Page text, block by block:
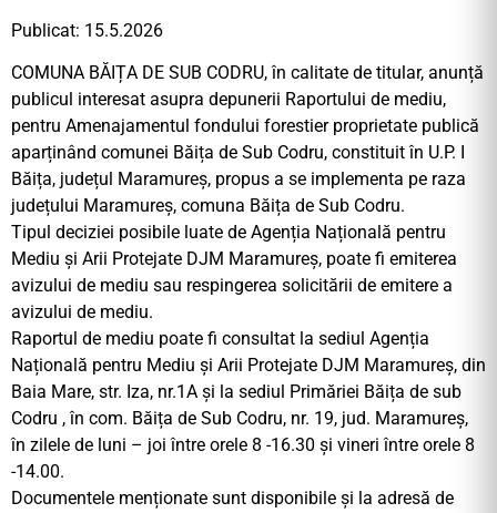
Publicat: 15.5.2026
COMUNA BĂIȚA DE SUB CODRU, în calitate de titular, anunță
publicul interesat asupra depunerii Raportului de mediu,
pentru Amenajamentul fondului forestier proprietate publică
aparținând comunei Băița de Sub Codru, constituit în U.P. I
Băița, județul Maramureș, propus a se implementa pe raza
județului Maramureș, comuna Băița de Sub Codru.
Tipul deciziei posibile luate de Agenția Națională pentru
Mediu și Arii Protejate DJM Maramureș, poate fi emiterea
avizului de mediu sau respingerea solicitării de emitere a
avizului de mediu.
Raportul de mediu poate fi consultat la sediul Agenția
Națională pentru Mediu și Arii Protejate DJM Maramureș, din
Baia Mare, str. Iza, nr.1A și la sediul Primăriei Băița de sub
Codru , în com. Băița de Sub Codru, nr. 19, jud. Maramureș,
în zilele de luni – joi între orele 8 -16.30 și vineri între orele 8
-14.00.
Documentele menționate sunt disponibile și la adresă de